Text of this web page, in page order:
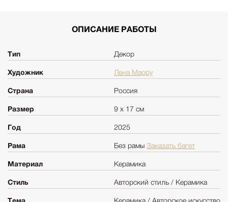
ОПИСАНИЕ РАБОТЫ
Тип Декор
Художник Лена Марру
Страна Россия
Размер 9 х 17 см
Год 2025
Рама Без рамы Заказать багет
Материал Керамика
Стиль Авторский стиль / Керамика